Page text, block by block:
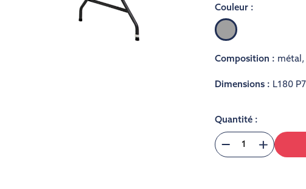
Couleur :
Gris
clair
Composition : métal,
Dimensions : L180
Quantité :